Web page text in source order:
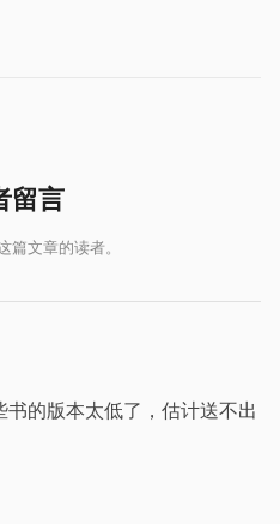
的版本太低了，估计送不出